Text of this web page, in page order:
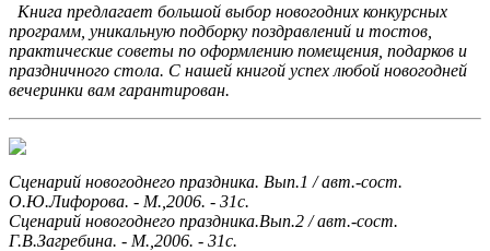
Книга предлагает большой выбор новогодних конкурсных
программ, уникальную подборку поздравлений и тостов,
практические советы по оформлению помещения, подарков и
праздничного стола. С нашей книгой успех любой новогодней
вечеринки вам гарантирован.
Сценарий новогоднего праздника. Вып.1 / авт.-сост.
О.Ю.Лифорова. - М.,2006. - 31с.
Сценарий новогоднего праздника.Вып.2 / авт.-сост.
Г.В.Загребина. - М.,2006. - 31с.